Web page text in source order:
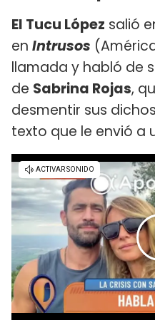
El Tucu López salió
en Intrusos
llamada y habló de
de Sabrina Rojas,
desmentir sus
texto que le envió a